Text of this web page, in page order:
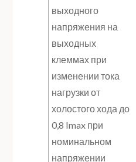
выходного
напряжения на
выходных
клеммах при
изменении тока
нагрузки от
холостого хода до
0,8 Imax при
номинальном
напряжении